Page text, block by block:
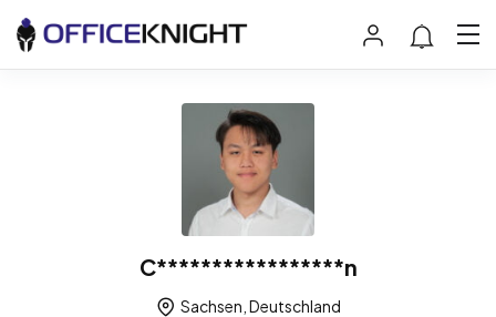
C*****************n
Sachsen, Deutschland